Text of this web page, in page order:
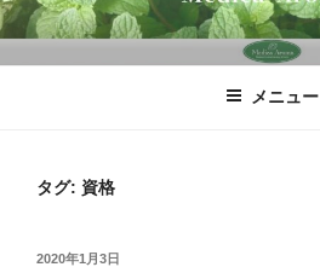
コ
ン
テ
メニュー
タグ: 資格
投
2020年1月3日